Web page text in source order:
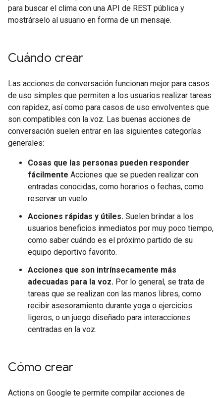
para buscar el clima con una API de REST pública y
mostrárselo al usuario en forma de un mensaje.
Cuándo crear
Las acciones de conversación funcionan mejor para casos
de uso simples que permiten a los usuarios realizar tareas
con rapidez, así como para casos de uso envolventes que
son compatibles con la voz. Las buenas acciones de
conversación suelen entrar en las siguientes categorías
generales:
Cosas que las personas pueden responder
fácilmente Acciones que se pueden realizar con
entradas conocidas, como horarios o fechas, como
reservar un vuelo.
Acciones rápidas y útiles. Suelen brindar a los
usuarios beneficios inmediatos por muy poco tiempo,
como saber cuándo es el próximo partido de su
equipo deportivo favorito.
Acciones que son intrínsecamente más
adecuadas para la voz. Por lo general, se trata de
tareas que se realizan con las manos libres, como
recibir asesoramiento durante yoga o ejercicios
ligeros, o un juego diseñado para interacciones
centradas en la voz.
Cómo crear
Actions on Google te permite compilar acciones de